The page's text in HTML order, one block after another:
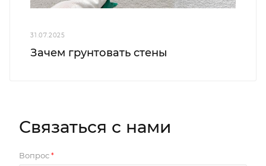
31.07.2025
Зачем грунтовать стены
Связаться с нами
Вопрос *